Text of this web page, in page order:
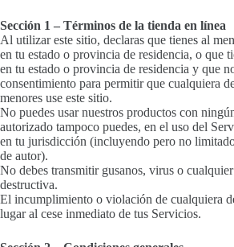
Sección 1 – Términos de la tienda en línea
Al utilizar este sitio, declaras que tienes al
en tu estado o provincia de residencia, o que
en tu estado o provincia de residencia y que
consentimiento para permitir que cualquiera
menores use este sitio.
No puedes usar nuestros productos con
autorizado tampoco puedes, en el uso del
en tu jurisdicción (incluyendo pero no
de autor).
No debes transmitir gusanos, virus o
destructiva.
El incumplimiento o violación de cualquiera
lugar al cese inmediato de tus Servicios.